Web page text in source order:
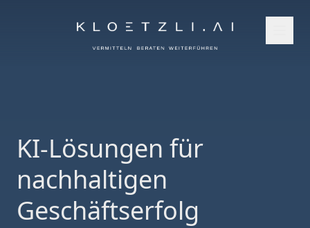
KI-Lösungen für
nachhaltigen
Geschäftserfolg